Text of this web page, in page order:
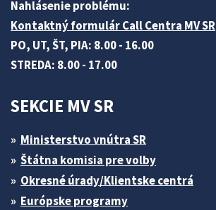
Nahlásenie problému:
Kontaktný formulár Call Centra MV SR
PO, UT, ŠT, PIA: 8.00 - 16.00
STREDA: 8.00 - 17.00
SEKCIE MV SR
Ministerstvo vnútra SR
Štátna komisia pre volby
Okresné úrady/Klientske centrá
Európske programy